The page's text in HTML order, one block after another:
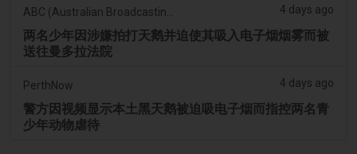
4 days ago
两名少年因涉嫌拍打天鹅并迫使其吸入电子烟烟雾而被
送往曼多拉法院
PerthNow 4 days ago
警方因视频显示本土黑天鹅被迫吸电子烟而指控两名青
少年动物虐待